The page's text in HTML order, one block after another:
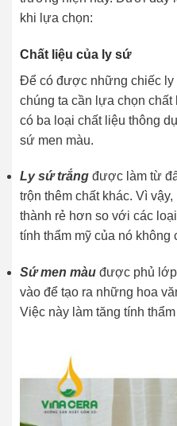
khi lựa chọn:
Chất liệu của ly sứ
Để có được những chiếc ly
chúng ta cần lựa chọn
có ba loại chất liệu thông
sứ men màu.
Ly sứ trắng được làm từ
trộn thêm chất khác. Vì
thành rẻ hơn so với các
tính thẩm mỹ của nó
Sứ men màu được phủ lớp
vào để tạo ra những hoa
Việc này làm tăng tính